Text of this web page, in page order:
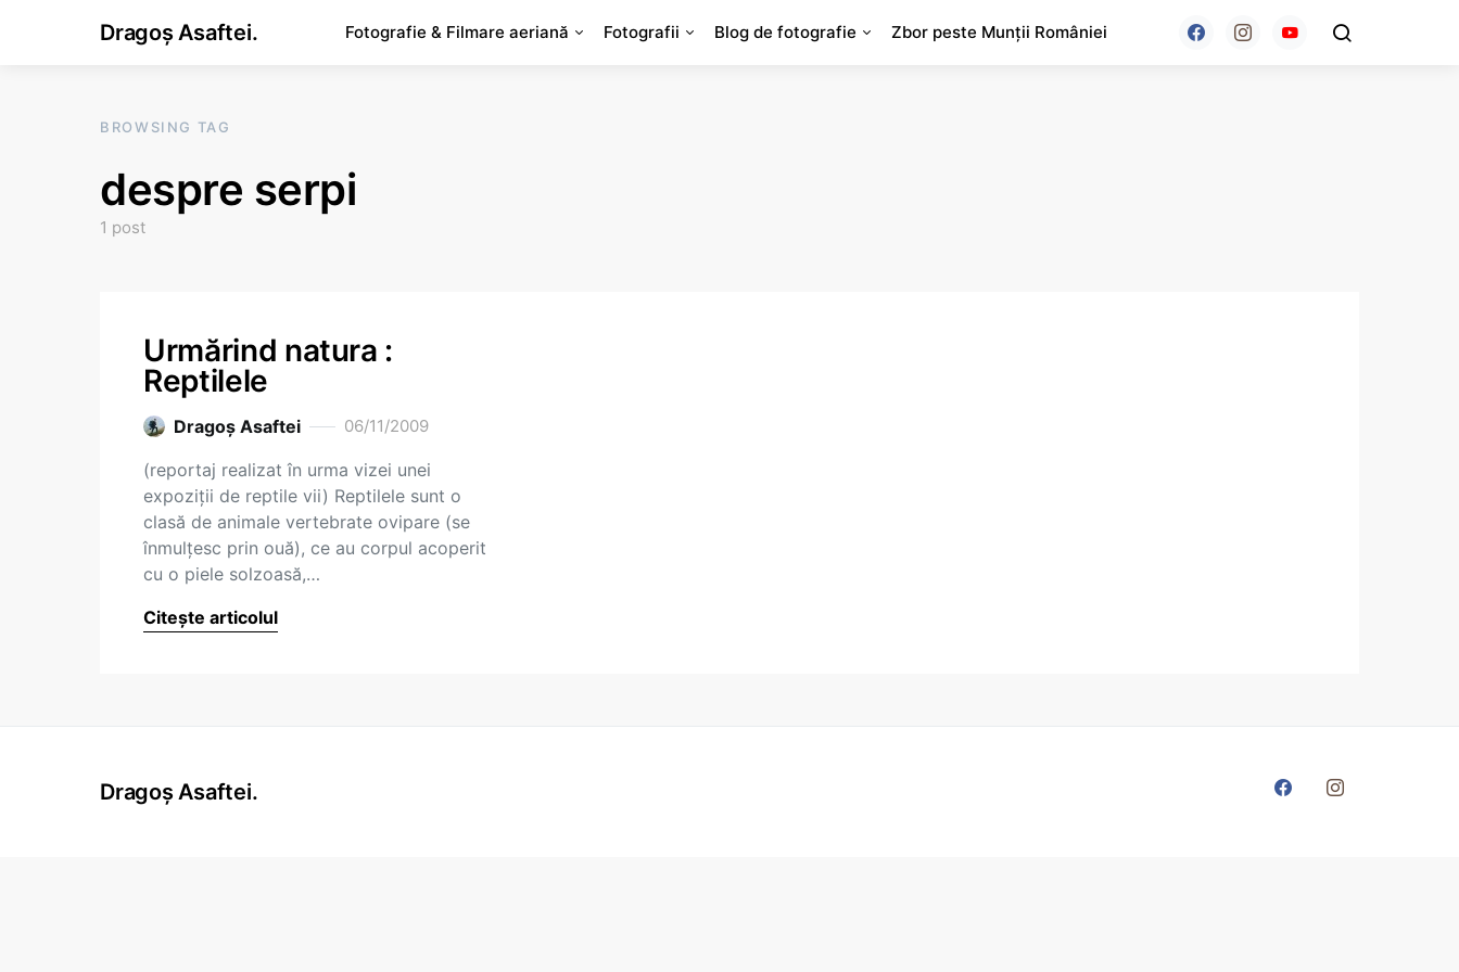
Dragoș Asaftei. Fotografie & Filmare aeriană Fotografii Blog de fotografie Zbor peste Munții României
BROWSING TAG
despre serpi
1 post
Urmărind natura :
Reptilele
Dragoş Asaftei 06/11/2009
(reportaj realizat în urma vizei unei
expoziţii de reptile vii) Reptilele sunt o
clasă de animale vertebrate ovipare (se
înmulţesc prin ouă), ce au corpul acoperit
cu o piele solzoasă,…
Citește articolul
Dragoș Asaftei.